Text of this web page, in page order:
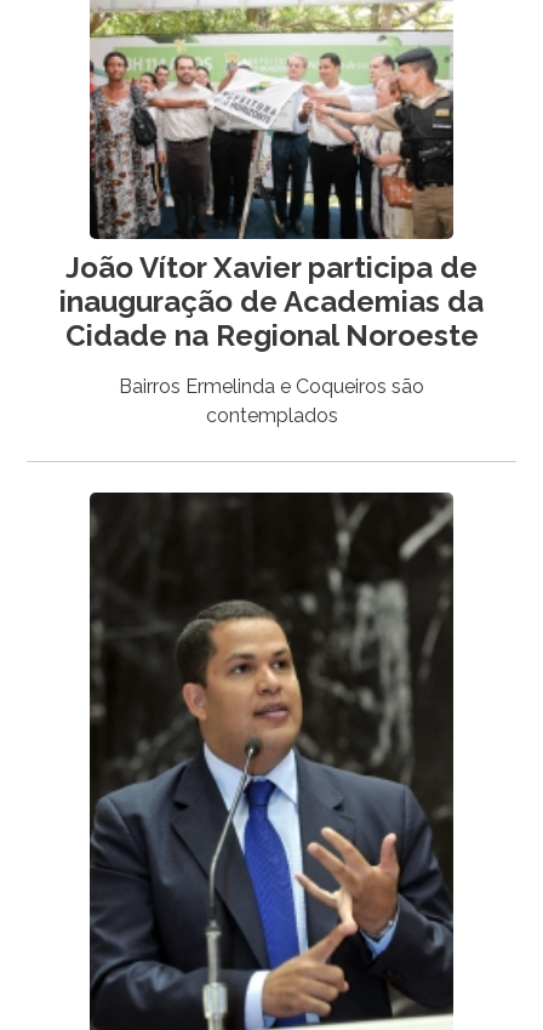
João Vítor Xavier participa de
inauguração de Academias da
Cidade na Regional Noroeste
Bairros Ermelinda e Coqueiros são
contemplados